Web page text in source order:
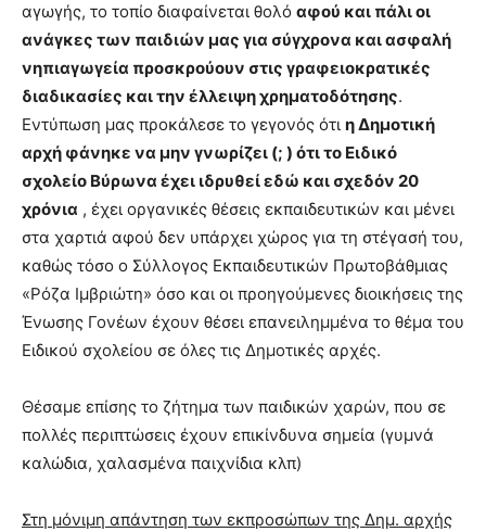
αγωγής, το τοπίο διαφαίνεται θολό αφού και πάλι οι
ανάγκες των παιδιών μας για σύγχρονα και ασφαλή
νηπιαγωγεία προσκρούουν στις γραφειοκρατικές
διαδικασίες και την έλλειψη χρηματοδότησης.
Εντύπωση μας προκάλεσε το γεγονός ότι η Δημοτική
αρχή φάνηκε να μην γνωρίζει (; ) ότι το Ειδικό
σχολείο Βύρωνα έχει ιδρυθεί εδώ και σχεδόν 20
χρόνια , έχει οργανικές θέσεις εκπαιδευτικών και μένει
στα χαρτιά αφού δεν υπάρχει χώρος για τη στέγασή του,
καθώς τόσο ο Σύλλογος Εκπαιδευτικών Πρωτοβάθμιας
«Ρόζα Ιμβριώτη» όσο και οι προηγούμενες διοικήσεις της
Ένωσης Γονέων έχουν θέσει επανειλημμένα το θέμα του
Ειδικού σχολείου σε όλες τις Δημοτικές αρχές.
Θέσαμε επίσης το ζήτημα των παιδικών χαρών, που σε
πολλές περιπτώσεις έχουν επικίνδυνα σημεία (γυμνά
καλώδια, χαλασμένα παιχνίδια κλπ)
Στη μόνιμη απάντηση των εκπροσώπων της Δημ. αρχής